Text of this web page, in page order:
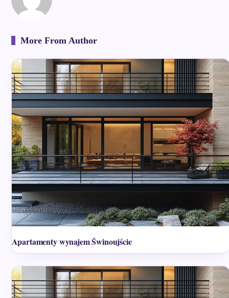
More From Author
Apartamenty wynajem Świnoujście